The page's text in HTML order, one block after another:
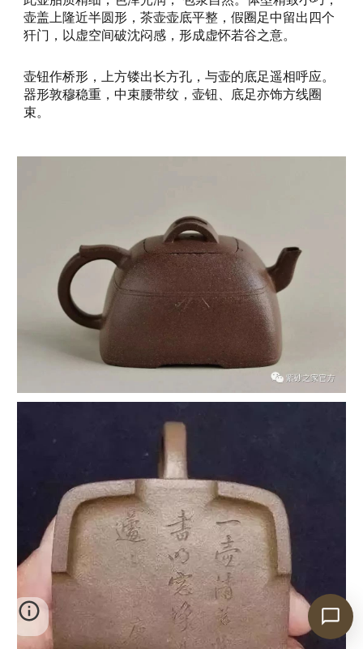
壶盖上隆近半圆形，茶壶壶底平整，假圈足中留出四个
犴门，以虚空间破沈闷感，形成虚怀若谷之意。
壶钮作桥形，上方镂出长方孔，与壶的底足遥相呼应。
器形敦穆稳重，中束腰带纹，壶钮、底足亦饰方线圈
束。